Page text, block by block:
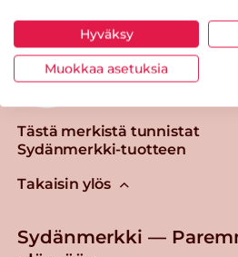
Tästä merkistä tunnistat
Sydänmerkki-tuotteen
Takaisin ylös
Sydänmerkki —
Hyväksy
Muokkaa asetuksia